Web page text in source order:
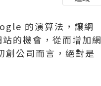
的演算法，讓網
的機會，從而增加網
創公司而言，絕對是